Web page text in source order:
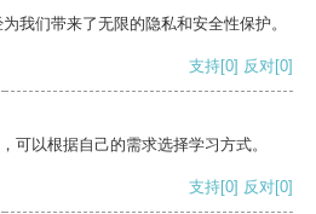
我们带来了无限的隐私和安全性保护。
支持[0] 反对[0]
可以根据自己的需求选择学习方式。
支持[0] 反对[0]